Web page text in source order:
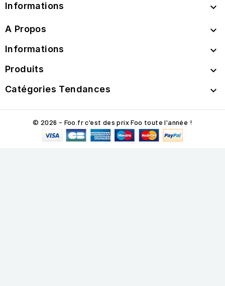
Informations 
A Propos 
Informations 
Produits 
Catégories Tendances 
© 2026 - Foo.fr c'est des prix Foo toute l'année !